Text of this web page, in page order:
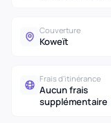
Couverture
Koweït
Frais d'itinérance
Aucun frais
supplémentaire